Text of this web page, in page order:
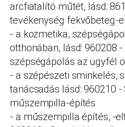
arcfiatalító műtét, lásd:
tevékenység fekvőbeteg-
- a kozmetika,
otthonában, lásd: 960208
szépségápolás az ügyfél
- a szépészeti sminkelés,
tanácsadás lásd: 960210 -
műszempilla-építés
- a műszempilla építés, -